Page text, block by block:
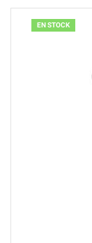
EN STOCK